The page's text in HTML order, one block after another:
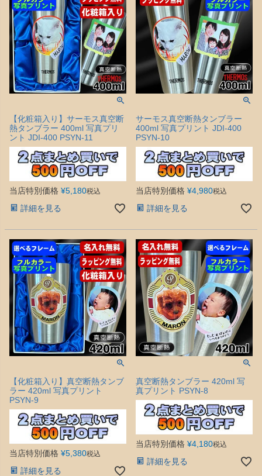
【化粧箱入り】サーモス真空断
熱タンブラー 400ml 写真プリ
ント JDI-400 PSYN-11
当店特別価格 ¥5,180税込
詳細を見る
サーモス真空断熱タンブラー
400ml 写真プリント JDI-400
PSYN-10
当店特別価格 ¥4,980税込
詳細を見る
【化粧箱入り】真空断熱タンブ
ラー 420ml 写真プリント
PSYN-9
当店特別価格 ¥5,380税込
詳細を見る
真空断熱タンブラー 420ml 写
真プリント PSYN-8
当店特別価格 ¥4,180税込
詳細を見る